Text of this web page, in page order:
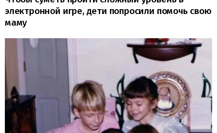
электронной игре, дети попросили помочь свою
маму